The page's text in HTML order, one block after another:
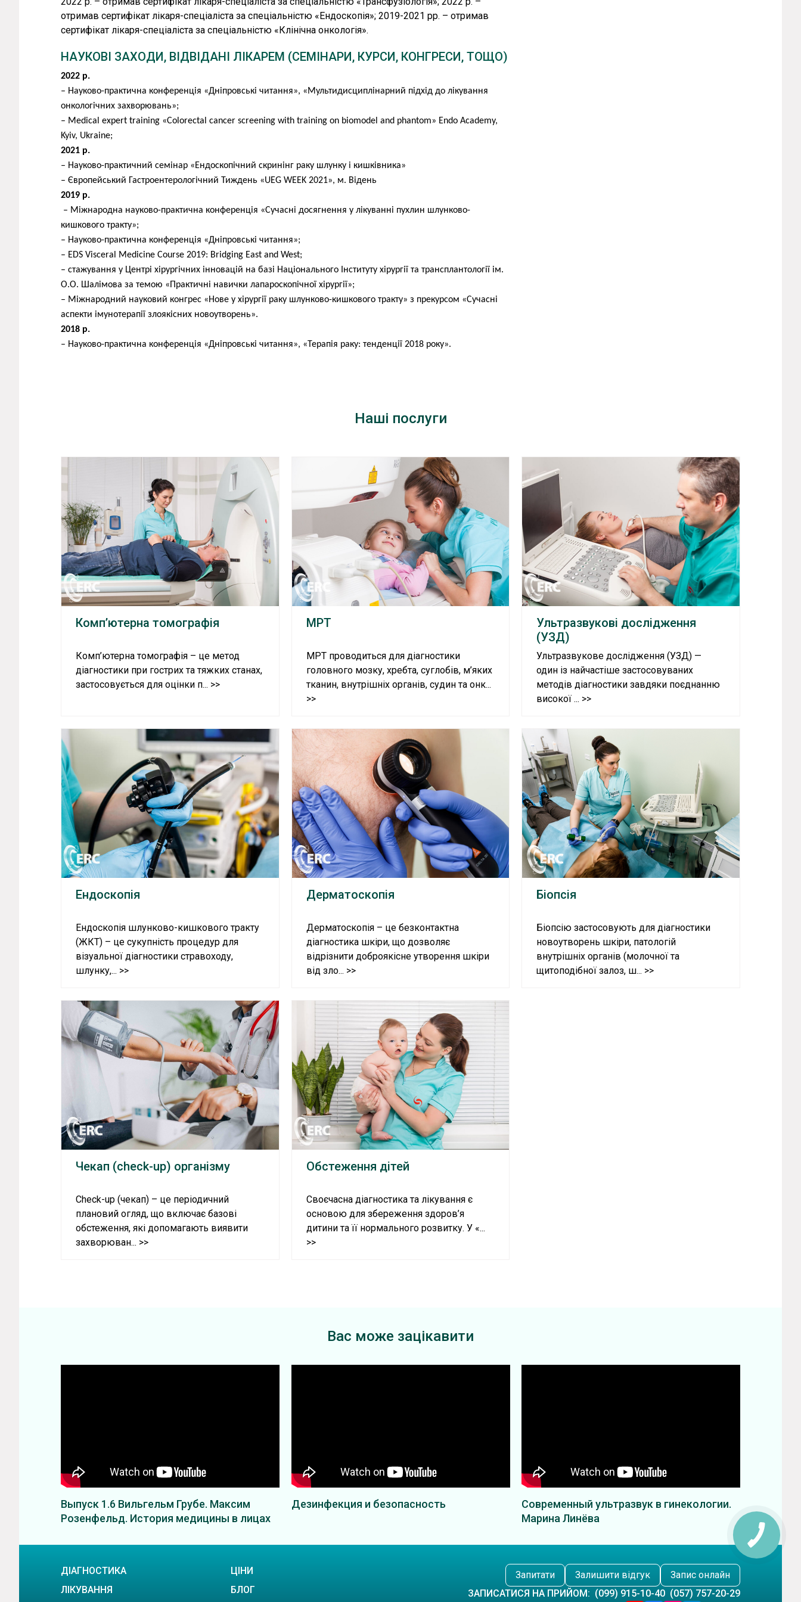
що невеликими зусиллями можна зробити велику справу – врятувати людське життя!
утворення, яке без особливих проблем можна видалити, і тим самим врятувати пацієнта, зберегти
якість його життя. Уникнути розвитку хвороби, складної хірургічної операції, стоми...
Коли щодня бачиш сенс у своїй роботі – це велике щастя для спеціаліста, для людини! Як лікар-
ендоскопіст Богдан Олександрович працює в тандемі з гастроентерологом нашого Центру –
Єдчик Анастасією Олексіївною. Часто пацієнтам необхідне ендоскопічне обстеження в рамках
діагностики хвороб ШКТ, онкології. Богдан Олександрович наголошує на своєчасній діагностиці!
За наявності будь-якого дискомфорту в області шлунку або кишківника необхідно звернутися по
консультацію до спеціаліста.
Ендоскопія дає можливість виявляти різні утворення органів ШКТ на ранніх етапах, видаляти їх,
тим самим змінюючи життя людини на краще.
отримав сертифікат лікаря-спеціаліста за спеціальністю «Ендоскопія»; 2019-2021 рр. – отримав
сертифікат лікаря-спеціаліста за спеціальністю «Клінічна онкологія».
НАУКОВІ ЗАХОДИ, ВІДВІДАНІ ЛІКАРЕМ (СЕМІНАРИ, КУРСИ, КОНГРЕСИ, ТОЩО)
2022 р.
– Науково-практична конференція «Дніпровські читання», «Мультидисциплінарний підхід до лікування
онкологічних захворювань»;
– Medical expert training «Сolorectal cancer screening with training on biomodel and phantom» Endo Academy,
Kyiv, Ukraine;
2021 р.
– Науково-практичний семінар «Ендоскопічний скринінг раку шлунку і кишківника»
– Європейський Гастроентерологічний Тиждень «UEG WEEK 2021», м. Відень
2019 р.
– Міжнародна науково-практична конференція «Сучасні досягнення у лікуванні пухлин шлунково-
кишкового тракту»;
– Науково-практична конференція «Дніпровські читання»;
– EDS Visceral Medicine Course 2019: Bridging East and West;
– стажування у Центрі хірургічних інновацій на базі Національного Інституту хірургії та трансплантології ім.
О.О. Шалімова за темою «Практичні навички лапароскопічної хірургії»;
– Міжнародний науковий конгрес «Нове у хірургії раку шлунково-кишкового тракту» з прекурсом «Сучасні
аспекти імунотерапії злоякісних новоутворень».
2018 р.
– Науково-практична конференція «Дніпровські читання», «Терапія раку: тенденції 2018 року».
Наші послуги
Комп’ютерна томографія
Комп’ютерна томографія – це метод
діагностики при гострих та тяжких станах,
застосовується для оцінки п... >>
МРТ
МРТ проводиться для діагностики
головного мозку, хребта, суглобів, м’яких
тканин, внутрішніх органів, судин та онк...
>>
Ультразвукові дослідження
(УЗД)
Ультразвукове дослідження (УЗД) —
один із найчастіше застосовуваних
методів діагностики завдяки поєднанню
високої ... >>
Ендоскопія
Ендоскопія шлунково-кишкового тракту
(ЖКТ) – це сукупність процедур для
візуальної діагностики стравоходу,
шлунку,... >>
Дерматоскопія
Дерматоскопія – це безконтактна
діагностика шкіри, що дозволяє
відрізнити доброякісне утворення шкіри
від зло... >>
Біопсія
Біопсію застосовують для діагностики
новоутворень шкіри, патологій
внутрішніх органів (молочної та
щитоподібної залоз, ш... >>
Чекап (check-up) організму
Check-up (чекап) – це періодичний
плановий огляд, що включає базові
обстеження, які допомагають виявити
захворюван... >>
Обстеження дітей
Своєчасна діагностика та лікування є
основою для збереження здоров’я
дитини та її нормального розвитку. У «...
>>
Вас може зацікавити
Выпуск 1.6 Вильгельм Грубе. Максим
Розенфельд. История медицины в лицах
Дезинфекция и безопасность
Современный ультразвук в гинекологии.
Марина Линёва
ДІАГНОСТИКА
ЛІКУВАННЯ
ЦІНИ
БЛОГ
Запитати Залишити відгук
Запис онлайн
ЗАПИСАТИСЯ НА ПРИЙОМ: (099) 915-10-40 (057) 757-20-29